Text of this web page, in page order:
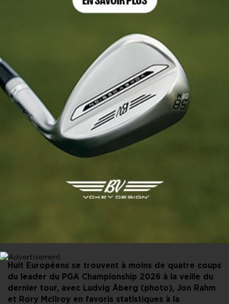
Huit Européens se trouvent à moins de quatre coups
du leader du PGA Championship 2026 à la veille du
dernier tour, avec Ludvig Åberg (photo), Jon Rahm
et Rory McIlroy en favoris statistiques à la